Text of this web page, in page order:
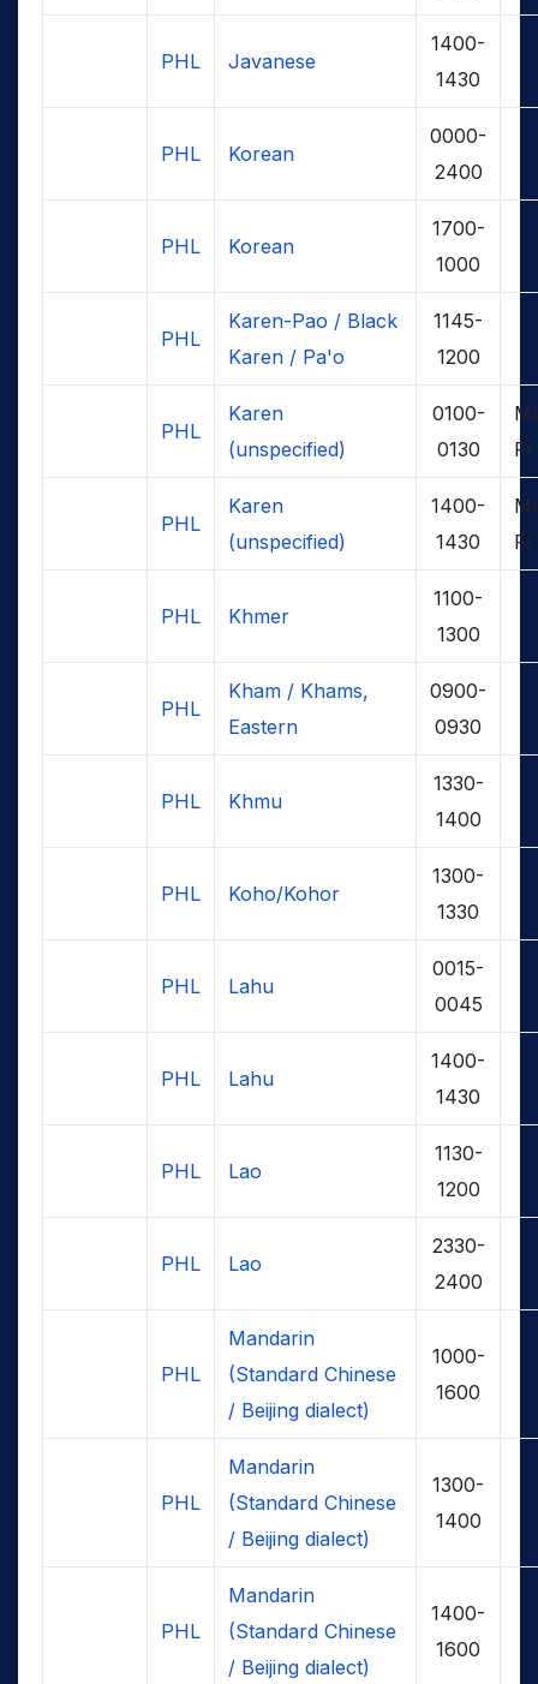
PHL Javanese
1400-
1430
PHL Korean
0000-
2400
PHL Korean
1700-
1000
PHL
Karen-Pao / Black
Karen / Pa'o
1145-
1200
PHL
Karen
(unspecified)
0100-
0130
Fr
PHL
Karen
(unspecified)
1400-
1430
Fr
PHL Khmer
1100-
1300
PHL
Kham / Khams,
Eastern
0900-
0930
PHL Khmu
1330-
1400
PHL Koho/Kohor
1300-
1330
PHL Lahu
0015-
0045
PHL Lahu
1400-
1430
PHL Lao
1130-
1200
PHL Lao
2330-
2400
PHL
Mandarin
(Standard Chinese
/ Beijing dialect)
1000-
1600
PHL
Mandarin
(Standard Chinese
/ Beijing dialect)
1300-
1400
PHL
Mandarin
(Standard Chinese
/ Beijing dialect)
1400-
1600